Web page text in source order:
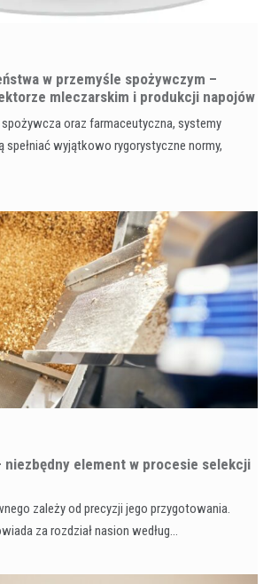
w przemyśle spożywczym –
mleczarskim i produkcji napojów
oraz farmaceutyczna, systemy
spełniać wyjątkowo rygorystyczne normy,
niezbędny element w procesie selekcji
zależy od precyzji jego przygotowania.
za rozdział nasion według…